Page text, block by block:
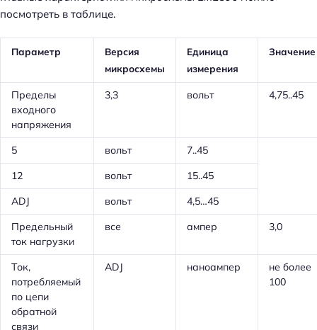
посмотреть в таблице.
Параметр
Версия
микросхемы
Единица
измерения
Значение
Пределы
входного
напряжения
3,3 вольт 4,75..45
5 вольт
7..45
12
вольт
15..45
ADJ
вольт
4,5…45
Предельный
ток нагрузки
все ампер 3,0
Ток,
потребляемый
по цепи
обратной
связи
ADJ наноампер
не более
100